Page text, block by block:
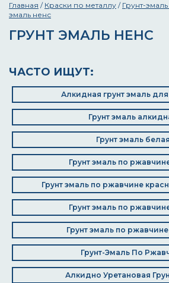
Главная / Краски по металлу / Грунт-
эмаль ненс
ГРУНТ ЭМАЛЬ НЕНС
ЧАСТО ИЩУТ:
Алкидная грунт эмаль
Грунт эмаль
Грунт эмаль белая
Грунт эмаль по
Грунт эмаль по ржавчине
Грунт эмаль по
Грунт эмаль по
Грунт-Эмаль По
Алкидно Уретановая